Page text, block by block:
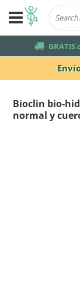
truck GRATIS
Bioclin bio-
normal y